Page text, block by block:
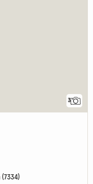
3
(7334)